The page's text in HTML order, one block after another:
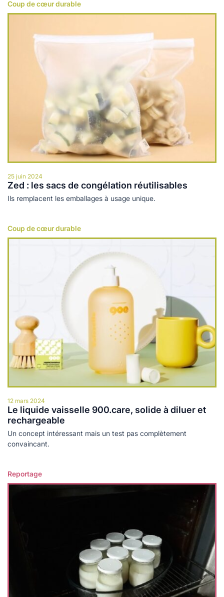
Coup de cœur durable
25 juin 2024
Zed : les sacs de congélation réutilisables
Ils remplacent les emballages à usage unique.
Lire plus
Coup de cœur durable
12 mars 2024
Le liquide vaisselle 900.care, solide à diluer et
rechargeable
Un concept intéressant mais un test pas complètement
convaincant.
Lire plus
Reportage
Lire plus